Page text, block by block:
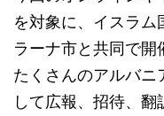
を対象に、イスラム
ラーナ市と共同で開
たくさんのアルバニ
して広報、招待、翻